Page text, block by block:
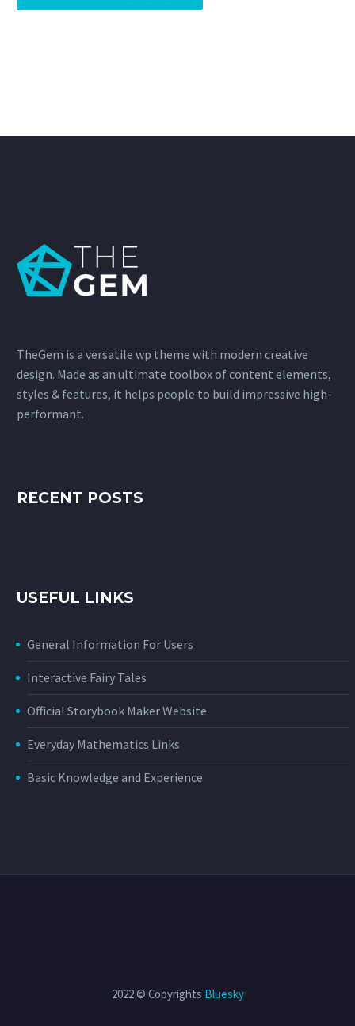
TheGem is a versatile wp theme with modern creative
design. Made as an ultimate toolbox of content elements,
styles & features, it helps people to build impressive high-
performant.
RECENT POSTS
USEFUL LINKS
General Information For Users
Interactive Fairy Tales
Official Storybook Maker Website
Everyday Mathematics Links
Basic Knowledge and Experience
2022 © Copyrights Bluesky